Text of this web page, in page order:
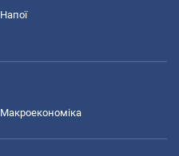
Напої
Макроекономіка